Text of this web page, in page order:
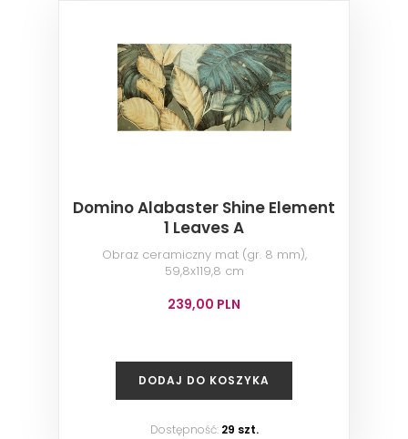
Domino Alabaster Shine Element
1 Leaves A
Obraz ceramiczny mat (gr. 8 mm),
59,8x119,8 cm
239,00 PLN
DODAJ DO KOSZYKA
Dostępność: 29 szt.